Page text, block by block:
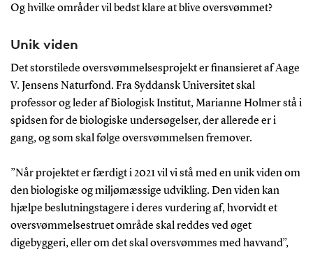
Og hvilke områder vil bedst klare at blive oversvømmet?
Unik viden
Det storstilede oversvømmelsesprojekt er finansieret af Aage
V. Jensens Naturfond. Fra Syddansk Universitet skal
professor og leder af Biologisk Institut, Marianne Holmer stå i
spidsen for de biologiske undersøgelser, der allerede er i
gang, og som skal følge oversvømmelsen fremover.
”Når projektet er færdigt i 2021 vil vi stå med en unik viden om
den biologiske og miljømæssige udvikling. Den viden kan
hjælpe beslutningstagere i deres vurdering af, hvorvidt et
oversvømmelsestruet område skal reddes ved øget
digebyggeri, eller om det skal oversvømmes med havvand”,